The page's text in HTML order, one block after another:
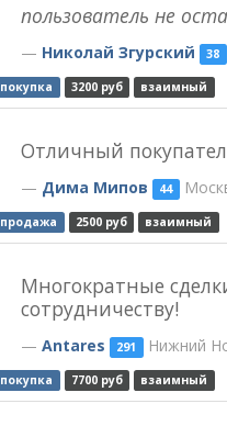
пользователь не
Николай Згурский 38
покупка 3200 руб взаимный
Отличный
Дима Мипов 44
продажа 2500 руб взаимный
Многократные
сотрудничеству!
Antares 291 Нижний
покупка 7700 руб взаимный